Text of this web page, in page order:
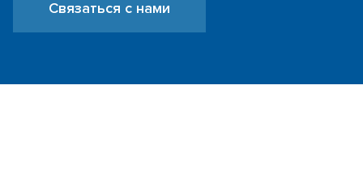
Связаться с нами